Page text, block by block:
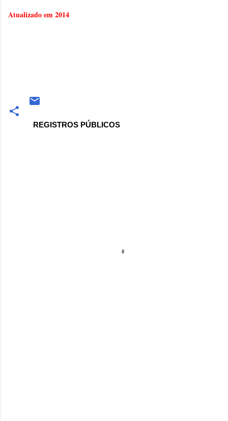
Atualizado em 2014
REGISTROS PÚBLICOS